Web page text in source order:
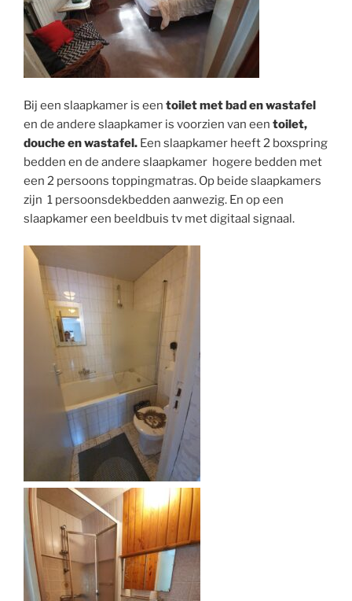
Bij een slaapkamer is een toilet met bad en wastafel
en de andere slaapkamer is voorzien van een toilet,
douche en wastafel. Een slaapkamer heeft 2 boxspring
bedden en de andere slaapkamer hogere bedden met
een 2 persoons toppingmatras. Op beide slaapkamers
zijn 1 persoonsdekbedden aanwezig. En op een
slaapkamer een beeldbuis tv met digitaal signaal.